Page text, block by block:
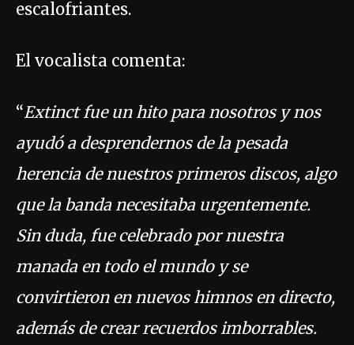
escalofriantes.
El vocalista comenta:
“Extinct fue un hito para nosotros y nos
ayudó a desprendernos de la pesada
herencia de nuestros primeros discos, algo
que la banda necesitaba urgentemente.
Sin duda, fue celebrado por nuestra
manada en todo el mundo y se
convirtieron en nuevos himnos en directo,
además de crear recuerdos imborrables.